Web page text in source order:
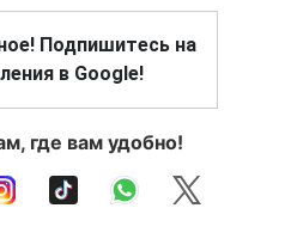
Подпишитесь на
в Google!
где вам удобно!